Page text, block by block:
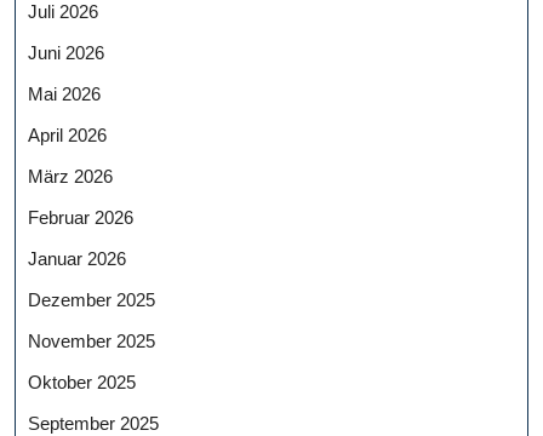
Juli 2026
Juni 2026
Mai 2026
April 2026
März 2026
Februar 2026
Januar 2026
Dezember 2025
November 2025
Oktober 2025
September 2025